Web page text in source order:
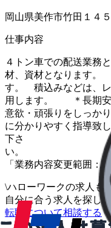
岡山県美作市竹田１４５
仕事内容
４トン車での配送業務
材、資材となります。
す。 積込みなどは、
用します。 ＊長期安
意欲・頑張りをしっか
に分かりやすく指導
下さ
「業務内容変更範囲：
\ハローワークの求人も
自分に合う求人を探して
転職について相談する